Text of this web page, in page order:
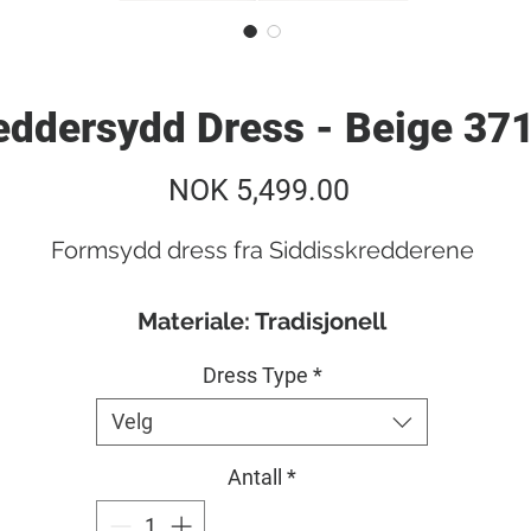
Dress - Beige
NOK 5,499.00
Formsydd dress fra Siddisskredderene
Materiale: Tradisjonell
Våre Tradisjonelle Dresser er produsert fra Lord &
Taylor Perennial 3715 kolleksjon, som er en meget
presist utformet Tery-ull blanding, bestående av
ull og 30% terylene. Terylene har en unik effekt
Dress Type *
Velg
Antall *